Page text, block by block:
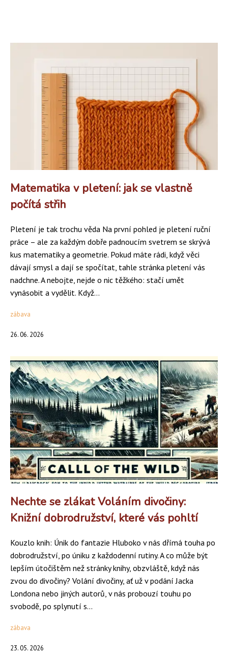
Matematika v pletení: jak se vlastně
počítá střih
Pletení je tak trochu věda Na první pohled je pletení ruční
práce – ale za každým dobře padnoucím svetrem se skrývá
kus matematiky a geometrie. Pokud máte rádi, když věci
dávají smysl a dají se spočítat, tahle stránka pletení vás
nadchne. A nebojte, nejde o nic těžkého: stačí umět
vynásobit a vydělit. Když...
zábava
26. 06. 2026
Nechte se zlákat Voláním divočiny:
Knižní dobrodružství, které vás pohltí
Kouzlo knih: Únik do fantazie Hluboko v nás dřímá touha po
dobrodružství, po úniku z každodenní rutiny. A co může být
lepším útočištěm než stránky knihy, obzvláště, když nás
zvou do divočiny? Volání divočiny, ať už v podání Jacka
Londona nebo jiných autorů, v nás probouzí touhu po
svobodě, po splynutí s...
zábava
23. 05. 2026